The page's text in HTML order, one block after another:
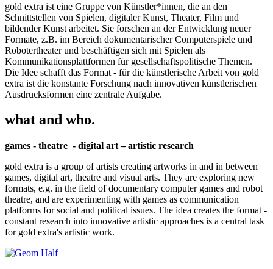
gold extra ist eine Gruppe von Künstler*innen, die an den
Schnittstellen von Spielen, digitaler Kunst, Theater, Film und
bildender Kunst arbeitet. Sie forschen an der Entwicklung neuer
Formate, z.B. im Bereich dokumentarischer Computerspiele und
Robotertheater und beschäftigen sich mit Spielen als
Kommunikationsplattformen für gesellschaftspolitische Themen.
Die Idee schafft das Format - für die künstlerische Arbeit von gold
extra ist die konstante Forschung nach innovativen künstlerischen
Ausdrucksformen eine zentrale Aufgabe.
what and who.
games - theatre - digital art – artistic research
gold extra is a group of artists creating artworks in and in between
games, digital art, theatre and visual arts. They are exploring new
formats, e.g. in the field of documentary computer games and robot
theatre, and are experimenting with games as communication
platforms for social and political issues. The idea creates the format -
constant research into innovative artistic approaches is a central task
for gold extra's artistic work.